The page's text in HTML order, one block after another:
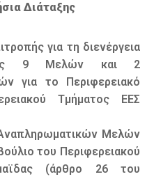
Διάταξης
για τη διενέργεια
9 Μελών και 2
για το Περιφερειακό
Τμήματος ΕΕΣ
Μελών
του Περιφερειακού
(άρθρο 26 του